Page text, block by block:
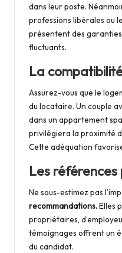
dans leur poste.
professions libérales ou
présentent des
fluctuants.
La
Assurez-vous que le
du locataire. Un couple
dans un appartement
privilégiera la proximité
Cette adéquation
Les références
Ne sous-estimez pas
recommandations.Elles
propriétaires,
témoignages offrent un
du candidat.